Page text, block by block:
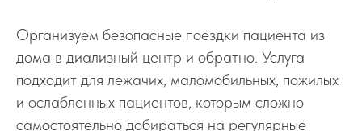
Организуем безопасные поездки пациента из
дома в диализный центр и обратно. Услуга
подходит для лежачих, маломобильных, пожилых
и ослабленных пациентов, которым сложно
самостоятельно добираться на регулярные